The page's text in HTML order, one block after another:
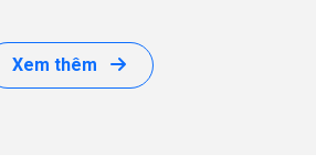
Xem thêm